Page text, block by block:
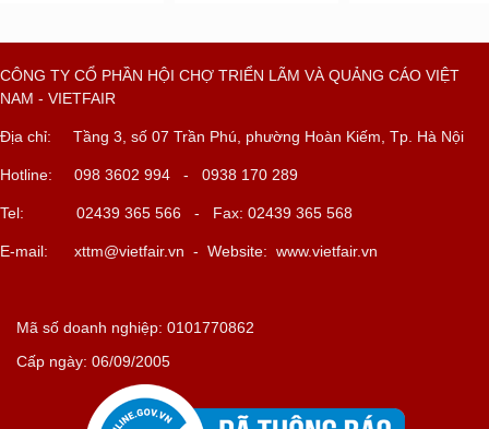
CÔNG TY CỔ PHẦN HỘI CHỢ TRIỂN LÃM VÀ QUẢNG CÁO VIỆT
NAM - VIETFAIR
Địa chỉ: Tầng 3, số 07 Trần Phú, phường Hoàn Kiếm, Tp. Hà Nội
Hotline: 098 3602 994 - 0938 170 289
Tel: 02439 365 566 - Fax: 02439 365 568
E-mail: xttm@vietfair.vn - Website: www.vietfair.vn
Mã số doanh nghiệp: 0101770862
Cấp ngày: 06/09/2005